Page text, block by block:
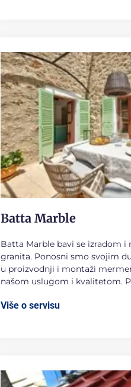
Batta Marble
Batta Marble bavi se izradom
granita. Ponosni smo svojim
u proizvodnji i montaži
našom uslugom i kvalitetom.
Više o servisu